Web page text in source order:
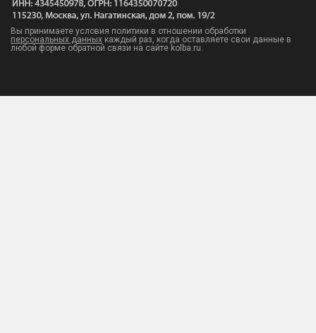
Вы принимаете условия политики в отношении обработки
персональных данных каждый раз, когда оставляете свои данные в
любой форме обратной связи на сайте kolba.ru.